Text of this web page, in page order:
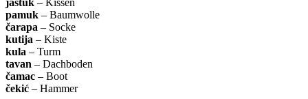
pamuk – Baumwolle
čarapa – Socke
kutija – Kiste
kula – Turm
tavan – Dachboden
čamac – Boot
čekić – Hammer